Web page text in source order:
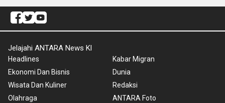
Jelajahi ANTARA News Kl
Headlines
Ekonomi Dan Bisnis
Wisata Dan Kuliner
Olahraga
Kabar Migran
Dunia
Redaksi
ANTARA Foto